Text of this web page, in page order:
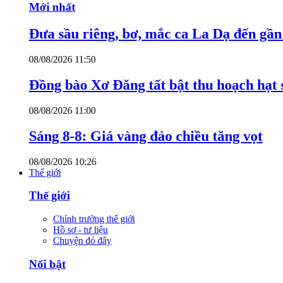
Mới nhất
Đưa sầu riêng, bơ, mắc ca La Dạ đến
08/08/2026 11:50
Đồng bào Xơ Đăng tất bật thu hoạch hạt
08/08/2026 11:00
Sáng 8-8: Giá vàng đảo chiều tăng vọt
08/08/2026 10:26
Thế giới
Thế giới
Chính trường thế giới
Hồ sơ - tư liệu
Chuyện đó đây
Nổi bật